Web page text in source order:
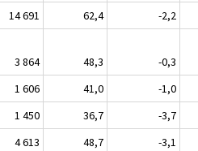
14 691 62,4
-2,2
3 864 48,3
-0,3
1 606 41,0
-1,0
1 450 36,7
-3,7
4 613 48,7
-3,1